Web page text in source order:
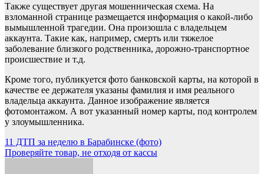
Также существует другая мошенническая схема. На
взломанной странице размещается информация о какой-либо
вымышленной трагедии. Она произошла с владельцем
аккаунта. Такие как, например, смерть или тяжелое
заболевание близкого родственника, дорожно-транспортное
происшествие и т.д.
Кроме того, публикуется фото банковской карты, на которой в
качестве ее держателя указаны фамилия и имя реального
владельца аккаунта. Данное изображение является
фотомонтажом. А вот указанный номер карты, под контролем
у злоумышленника.
Навигация
по
11 ДТП за неделю в Барабинске (фото)
Проверяйте товар, не отходя от кассы